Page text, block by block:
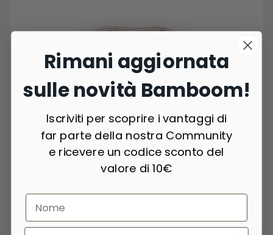
2 Colori
Rimani aggiornata
sulle novità Bamboom!
Iscriviti per scoprire i vantaggi di
far parte della nostra Community
e ricevere un codice sconto del
valore di 10€